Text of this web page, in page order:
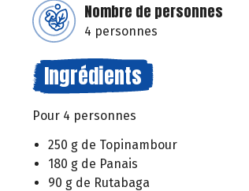
Nombre de personnes
4 personnes
Ingrédients
Pour 4 personnes
250 g de Topinambour
180 g de Panais
90 g de Rutabaga